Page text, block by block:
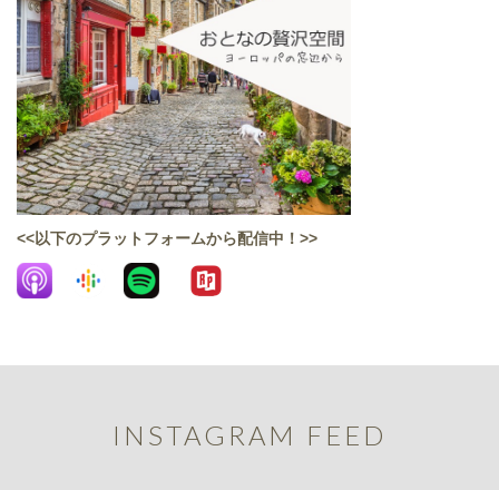
<<以下のプラットフォームから配信中！>>
INSTAGRAM FEED